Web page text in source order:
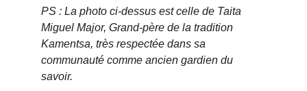
PS : La photo ci-dessus est celle de Taita
Miguel Major, Grand-père de la tradition
Kamentsa, très respectée dans sa
communauté comme ancien gardien du
savoir.